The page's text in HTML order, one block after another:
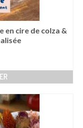
en cire de colza &